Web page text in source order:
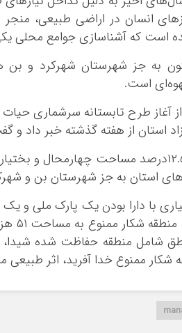
انسان در اراضی طبیعی،
که آشناسازی جوامع محلی
به جز شهرستان شهرکرد و
است.
از آغاز طرح تابستانه سرشماری
استان از هفته گذشته خبر داد و
به گزارش ایرنا، ۱۲.۵درصد مساحت
استان به جز شهرستان بن و
شامل منطقه حفاظت شده
ممنوع خدا آفرید، اثر طبیعی